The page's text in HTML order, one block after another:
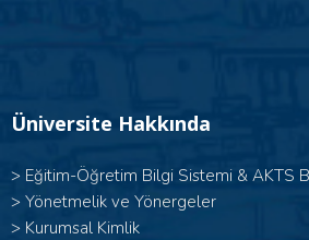
Üniversite Hakkında
> Eğitim-Öğretim Bilgi Sistemi & AKTS
> Yönetmelik ve Yönergeler
> Kurumsal Kimlik